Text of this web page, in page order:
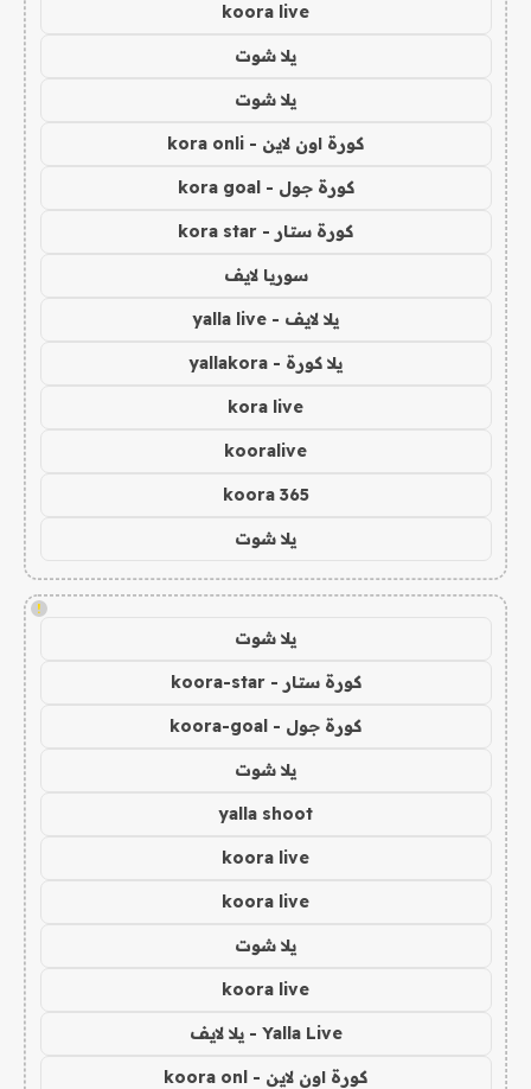
koora live
يلا شوت
يلا شوت
كورة اون لاين - kora onli
كورة جول - kora goal
كورة ستار - kora star
سوريا لايف
يلا لايف - yalla live
يلا كورة - yallakora
kora live
kooralive
koora 365
يلا شوت
!
يلا شوت
كورة ستار - koora-star
كورة جول - koora-goal
يلا شوت
yalla shoot
koora live
koora live
يلا شوت
koora live
Yalla Live - يلا لايف
كورة اون لاين - koora onl